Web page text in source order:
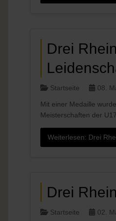
Drei
Startseite 08.
Mit einer Medaille
Meisterschaften der
Weiterlesen: Drei
Drei
Startseite 02.